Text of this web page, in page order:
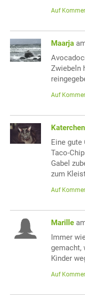
Auf
Maarja
Zwiebeln
Auf
Katerchen
Eine gute
Taco-
Gabel
zum
Auf
Marille
Immer
gemacht,
Kinder
Auf